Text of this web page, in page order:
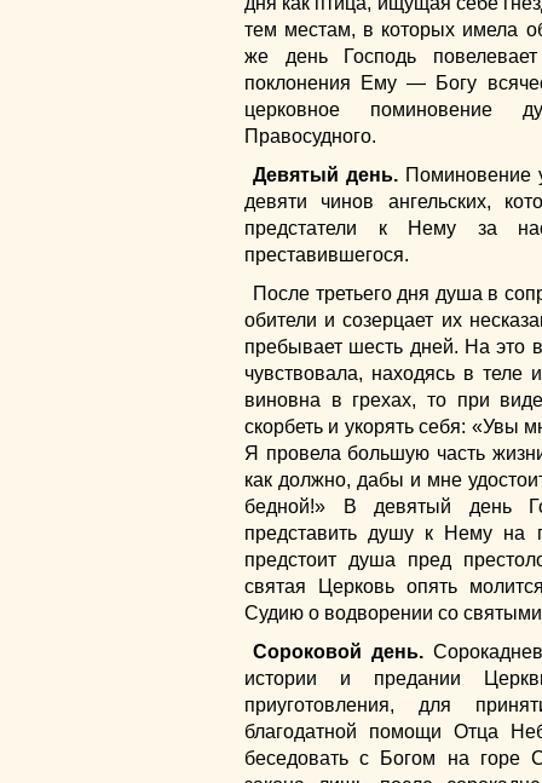
тем местам, в которых имела
же день Господь
поклонения Ему — Богу
церковное поминовение
Правосудного.
Девятый день.Поминовение
девяти чинов ангельских,
предстатели к Нему за
преставившегося.
После третьего дня душа в
обители и созерцает их
пребывает шесть дней. На это
чувствовала, находясь в
виновна в грехах, то при
скорбеть и укорять себя: «Увы
Я провела большую часть
как должно, дабы и мне
бедной!» В девятый день
представить душу к Нему на
предстоит душа пред
святая Церковь опять
Судию о водворении со
Сороковой день.
истории и предании
приуготовления, для
благодатной помощи Отца
беседовать с Богом на горе